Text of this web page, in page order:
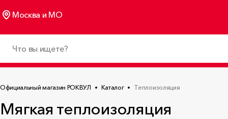
Москва и МО
Официальный магазин РОКВУЛ Каталог Теплоизоляция
Мягкая теплоизоляция